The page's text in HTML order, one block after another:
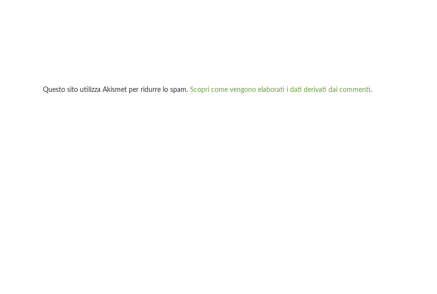
Questo sito utilizza Akismet per ridurre lo spam. Scopri come vengono elaborati i dati derivati dai commenti.